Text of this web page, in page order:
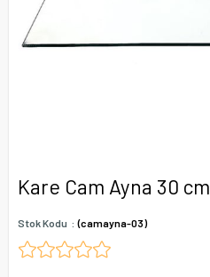
Kare Cam Ayna 30 cm
Stok Kodu (camayna-03)